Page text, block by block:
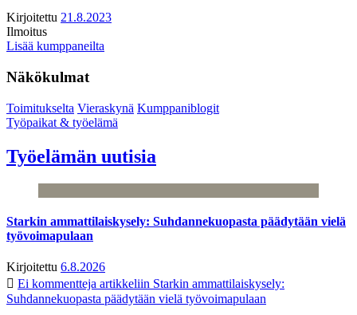
Kirjoitettu 21.8.2023
Ilmoitus
Lisää kumppaneilta
Näkökulmat
Toimitukselta Vieraskynä Kumppaniblogit
Työpaikat & työelämä
Työelämän uutisia
Starkin ammattilaiskysely: Suhdannekuopasta päädytään vielä
työvoimapulaan
Kirjoitettu 6.8.2026
Ei kommentteja artikkeliin Starkin ammattilaiskysely:
Suhdannekuopasta päädytään vielä työvoimapulaan